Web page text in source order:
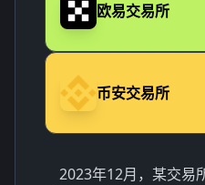
欧易交易所
币安交易所
2023年12月，某交易